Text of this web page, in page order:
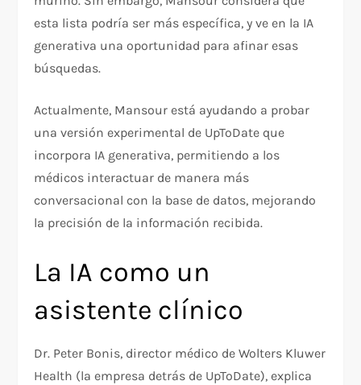
esta lista podría ser más específica, y ve en la IA
generativa una oportunidad para afinar esas
búsquedas.
Actualmente, Mansour está ayudando a probar
una versión experimental de UpToDate que
incorpora IA generativa, permitiendo a los
médicos interactuar de manera más
conversacional con la base de datos, mejorando
la precisión de la información recibida.
La IA como un
asistente clínico
Dr. Peter Bonis, director médico de Wolters Kluwer
Health (la empresa detrás de UpToDate), explica